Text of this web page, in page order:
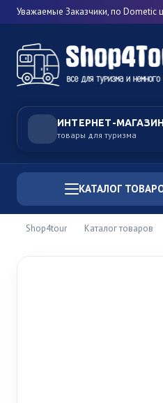
Уважаемые Заказчики, по Dometic
ИНТЕРНЕТ-МАГАЗИН
товары для туризма
КАТАЛОГ
Shop4tour Каталог товаров